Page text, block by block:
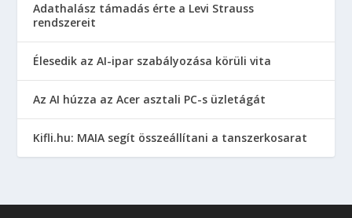
Adathalász támadás érte a Levi Strauss
rendszereit
Élesedik az AI-ipar szabályozása körüli vita
Az AI húzza az Acer asztali PC-s üzletágát
Kifli.hu: MAIA segít összeállítani a tanszerkosarat